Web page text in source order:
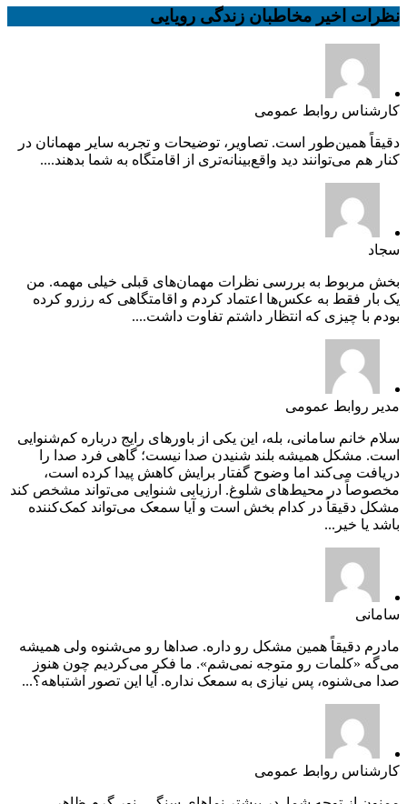
نظرات اخیر مخاطبان زندگی رویایی
کارشناس روابط عمومی
دقیقاً همین‌طور است. تصاویر، توضیحات و تجربه سایر مهمانان در
کنار هم می‌توانند دید واقع‌بینانه‌تری از اقامتگاه به شما بدهند....
سجاد
بخش مربوط به بررسی نظرات مهمان‌های قبلی خیلی مهمه. من
یک بار فقط به عکس‌ها اعتماد کردم و اقامتگاهی که رزرو کرده
بودم با چیزی که انتظار داشتم تفاوت داشت....
مدیر روابط عمومی
سلام خانم سامانی، بله، این یکی از باورهای رایج درباره کم‌شنوایی
است. مشکل همیشه بلند شنیدن صدا نیست؛ گاهی فرد صدا را
دریافت می‌کند اما وضوح گفتار برایش کاهش پیدا کرده است،
مخصوصاً در محیط‌های شلوغ. ارزیابی شنوایی می‌تواند مشخص کند
مشکل دقیقاً در کدام بخش است و آیا سمعک می‌تواند کمک‌کننده
باشد یا خیر...
سامانی
مادرم دقیقاً همین مشکل رو داره. صداها رو می‌شنوه ولی همیشه
می‌گه «کلمات رو متوجه نمی‌شم». ما فکر می‌کردیم چون هنوز
صدا می‌شنوه، پس نیازی به سمعک نداره. آیا این تصور اشتباهه؟...
کارشناس روابط عمومی